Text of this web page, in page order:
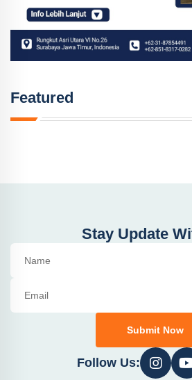
Featured
Stay Update
Submit Now
Follow Us: